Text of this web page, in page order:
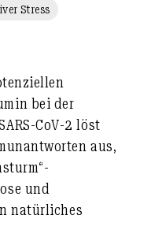
Stress
bei der
CoV-2 löst
aus,
und
natürliches